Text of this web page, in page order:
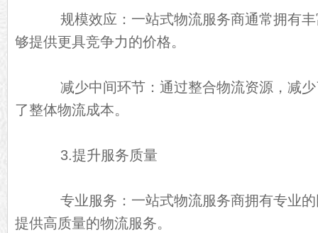
规模效应：一站式物流服务商通常拥有丰
够提供更具竞争力的价格。
减少中间环节：通过整合物流资源，减少
了整体物流成本。
3.提升服务质量
专业服务：一站式物流服务商拥有专业的
提供高质量的物流服务。